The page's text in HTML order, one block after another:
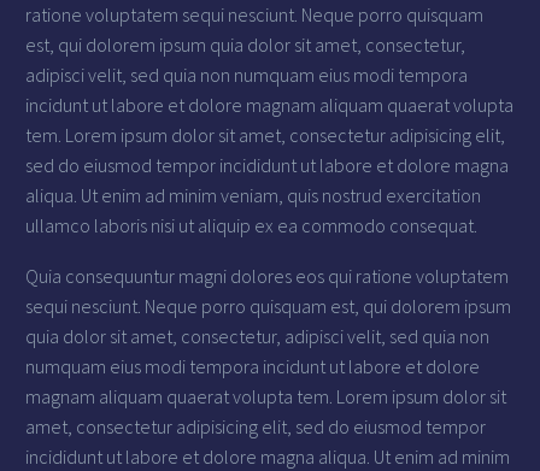
ratione voluptatem sequi nesciunt. Neque porro quisquam
est, qui dolorem ipsum quia dolor sit amet, consectetur,
adipisci velit, sed quia non numquam eius modi tempora
incidunt ut labore et dolore magnam aliquam quaerat volupta
tem. Lorem ipsum dolor sit amet, consectetur adipisicing elit,
sed do eiusmod tempor incididunt ut labore et dolore magna
aliqua. Ut enim ad minim veniam, quis nostrud exercitation
ullamco laboris nisi ut aliquip ex ea commodo consequat.
Quia consequuntur magni dolores eos qui ratione voluptatem
sequi nesciunt. Neque porro quisquam est, qui dolorem ipsum
quia dolor sit amet, consectetur, adipisci velit, sed quia non
numquam eius modi tempora incidunt ut labore et dolore
magnam aliquam quaerat volupta tem. Lorem ipsum dolor sit
amet, consectetur adipisicing elit, sed do eiusmod tempor
incididunt ut labore et dolore magna aliqua. Ut enim ad minim